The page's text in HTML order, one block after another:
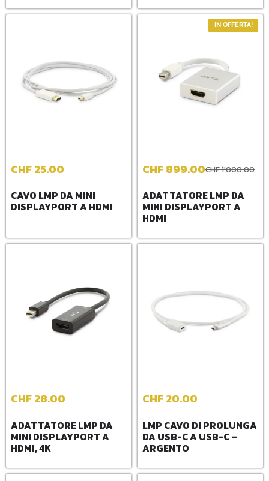
CAVO LMP DA MINI
DISPLAYPORT A HDMI
CHF25.00
IN OFFERTA!
ADATTATORE LMP DA
MINI DISPLAYPORT A
HDMI
CHF1'000.00
CHF899.00
ADATTATORE LMP DA
MINI DISPLAYPORT A
HDMI, 4K
CHF28.00
LMP CAVO DI PROLUNGA
DA USB-C A USB-C –
ARGENTO
CHF20.00